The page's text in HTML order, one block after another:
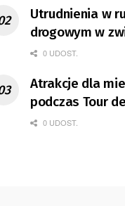
Utrudnienia w
drogowym w
de Pologne
0 UDOST.
Atrakcje dla
podczas Tour
0 UDOST.